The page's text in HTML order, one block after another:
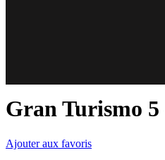
Gran Turismo 5
Ajouter aux favoris